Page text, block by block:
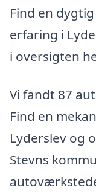
Find en
erfaring i
i oversigten
Vi fandt 87
Find en
Lyderslev og
Stevns